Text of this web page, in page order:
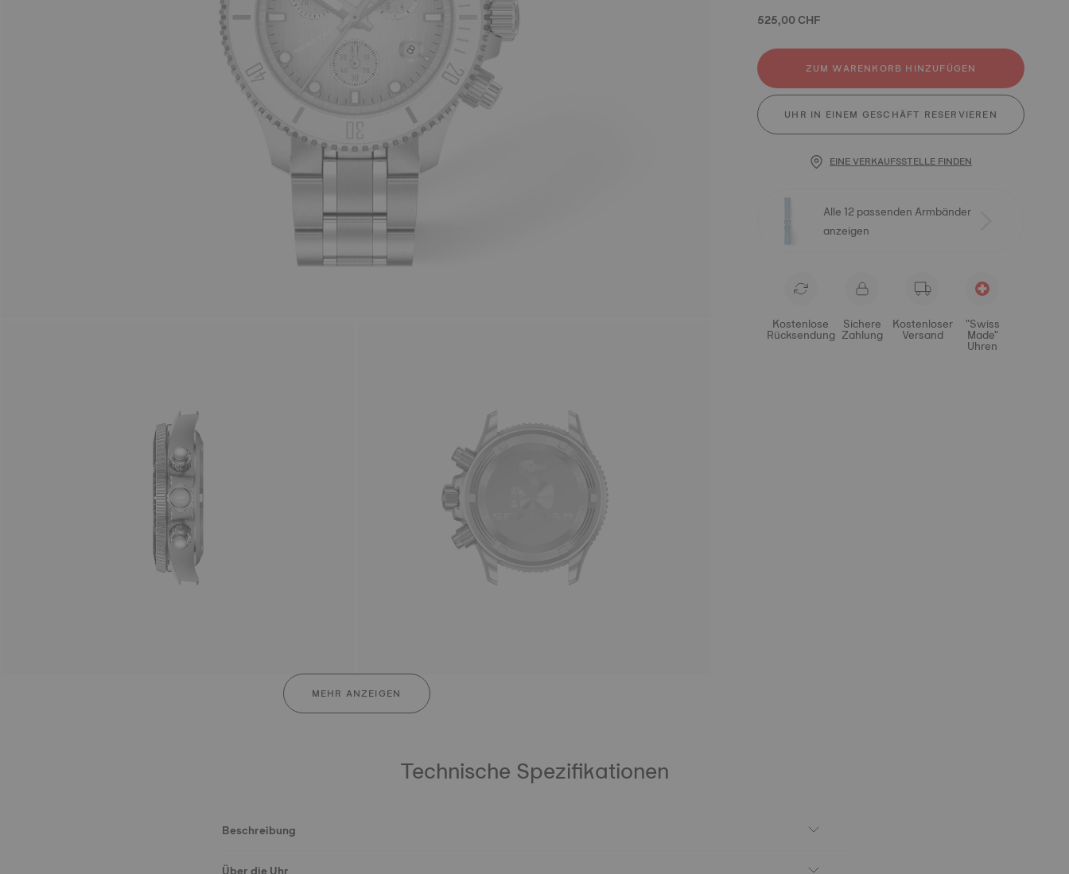
MEHR ANZEIGEN
525,00 CHF
ZUM WARENKORB HINZUFÜGEN
UHR IN EINEM GESCHÄFT RESERVIEREN
EINE VERKAUFSSTELLE FINDEN
Alle 12 passenden Armbänder
anzeigen
Kostenlose
Rücksendung
Sichere
Zahlung
Kostenloser
Versand
"Swiss
Made"
Uhren
Technische Spezifikationen
Beschreibung